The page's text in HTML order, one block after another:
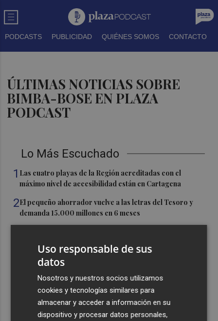
PODCASTS PUBLICIDAD QUIÉNES SOMOS CONTACTO
ÚLTIMAS NOTICIAS SOBRE
BIMBA-BOSE EN PLAZA
PODCAST
Lo Más Escuchado
1 Las cuatro playas de la Región acreditadas con el
máximo nivel de accesibilidad están en Cartagena
2El pequeño ahorrador vuelve a las letras del Tesoro y
demanda 15.000 millones en 6 meses
Retiran vertidos incontrolados de fibrocemento en La
Los Chorrillos y La Aparecida
El eclipse del 12 de agosto será "un espectáculo visual" y
permitirá ver las perseidas "de día"
Uso responsable de sus
datos
Nosotros y nuestros socios utilizamos
cookies y tecnologías similares para
almacenar y acceder a información en su
dispositivo y procesar datos personales,